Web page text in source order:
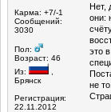
Карма: +7/-1
Сообщений:
3030
Пол:
Возраст: 46
Из:
Брянск
Регистрация:
22.11.2012
Нет,
они:
это
не